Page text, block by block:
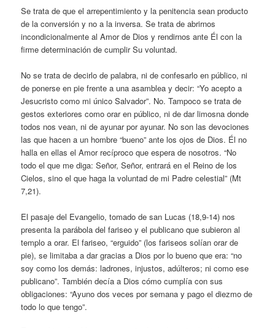
Se trata de que el arrepentimiento y la penitencia sean producto
de la conversión y no a la inversa. Se trata de abrirnos
incondicionalmente al Amor de Dios y rendirnos ante Él con la
firme determinación de cumplir Su voluntad.
No se trata de decirlo de palabra, ni de confesarlo en público, ni
de ponerse en pie frente a una asamblea y decir: “Yo acepto a
Jesucristo como mi único Salvador”. No. Tampoco se trata de
gestos exteriores como orar en público, ni de dar limosna donde
todos nos vean, ni de ayunar por ayunar. No son las devociones
las que hacen a un hombre “bueno” ante los ojos de Dios. Él no
halla en ellas el Amor recíproco que espera de nosotros. “No
todo el que me diga: Señor, Señor, entrará en el Reino de los
Cielos, sino el que haga la voluntad de mi Padre celestial” (Mt
7,21).
El pasaje del Evangelio, tomado de san Lucas (18,9-14) nos
presenta la parábola del fariseo y el publicano que subieron al
templo a orar. El fariseo, “erguido” (los fariseos solían orar de
pie), se limitaba a dar gracias a Dios por lo bueno que era: “no
soy como los demás: ladrones, injustos, adúlteros; ni como ese
publicano”. También decía a Dios cómo cumplía con sus
obligaciones: “Ayuno dos veces por semana y pago el diezmo de
todo lo que tengo”.